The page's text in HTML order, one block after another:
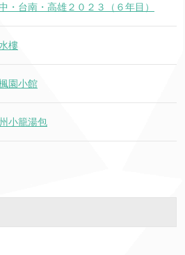
・台南・高雄２０２３（６年目）
樓
園小館
小籠湯包